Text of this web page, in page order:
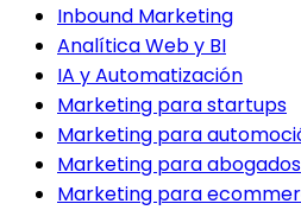
Inbound Marketing
Analítica Web y BI
IA y Automatización
Marketing para startups
Marketing para
Marketing para abogados
Marketing para